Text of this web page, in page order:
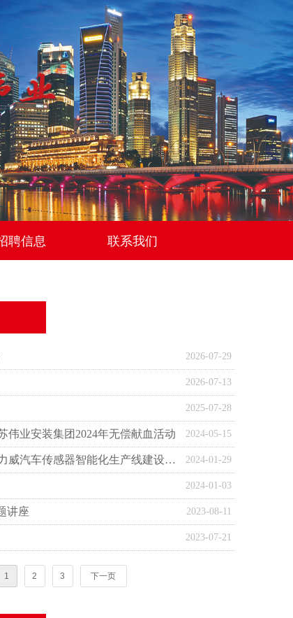
聘信息 联系我们
2026-07-29
2026-07-13
2025-07-28
2024-05-15
业安装集团2024年无偿献血活动
2024-01-29
喜封金顶，荣光共鉴——江苏奥力威汽车传感器智能化生产线建设项目二期工程封顶仪式隆重举行
2024-01-03
2023-08-11
讲座
2023-07-21
1 2 3 下一页